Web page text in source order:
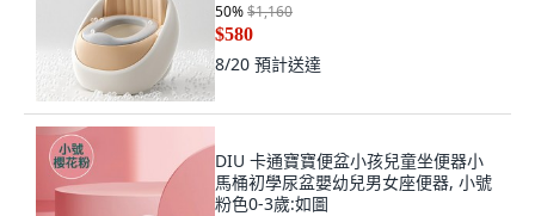
50%$1,160
$580
8/20 預計送達
DIU 卡通寶寶便盆小孩兒童坐便器小
馬桶初學尿盆嬰幼兒男女座便器, 小號
粉色0-3歲:如圖